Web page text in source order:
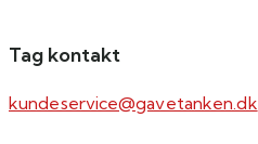
Tag kontakt
kundeservice@gavetanken.dk